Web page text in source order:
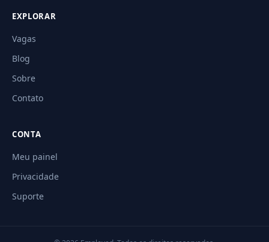
EXPLORAR
Vagas
Blog
Sobre
Contato
CONTA
Meu painel
Privacidade
Suporte